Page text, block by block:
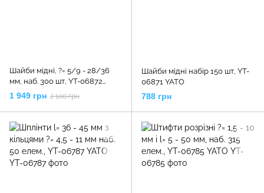
Шайби мідні, ?= 5/9 - 28/36
мм, наб. 300 шт, YT-06872
YATO
1 949 грн 2 100 грн
Шайби мідні набір 150 шт, YT-
06871 YATO
788 грн